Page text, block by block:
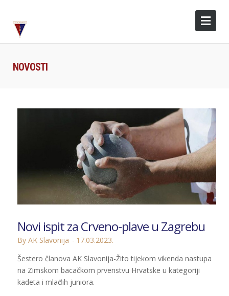
NOVOSTI
Novi ispit za Crveno-plave u Zagrebu
By AK Slavonija
17.03.2023.
Šestero članova AK Slavonija-Žito tijekom vikenda nastupa
na Zimskom bacačkom prvenstvu Hrvatske u kategoriji
kadeta i mlađih juniora.